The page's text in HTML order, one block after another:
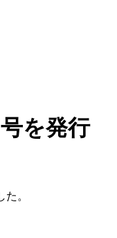
を発行
。